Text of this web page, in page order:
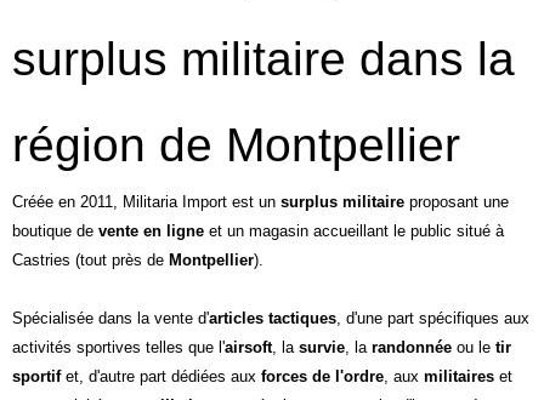
surplus militaire dans la
région de Montpellier
Créée en 2011, Militaria Import est un surplus militaire proposant une
boutique de vente en ligne et un magasin accueillant le public situé à
Castries (tout près de Montpellier).
Spécialisée dans la vente d'articles tactiques , d'une part spécifiques aux
activités sportives telles que l'airsoft, la survie , la randonnée ou le tir
sportifet, d'autre part dédiées aux forces de l'ordre , aux militaires et